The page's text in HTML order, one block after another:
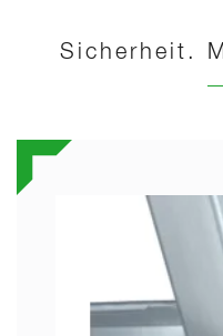
Sicherheit.